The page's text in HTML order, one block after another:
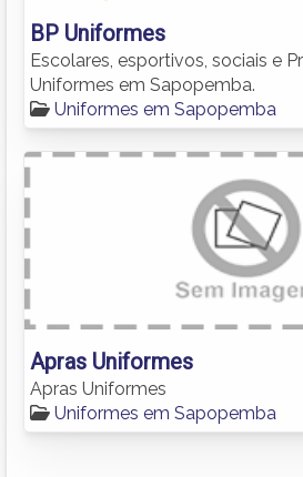
BP Uniformes
Escolares, esportivos, sociais e
Uniformes em Sapopemba.
Uniformes em Sapopemba
Apras Uniformes
Apras Uniformes
Uniformes em Sapopemba